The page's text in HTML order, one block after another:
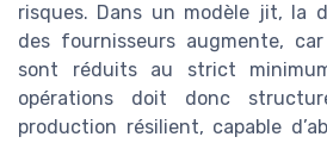
risques. Dans un modèle jit, la
des fournisseurs augmente,
sont réduits au strict
opérations doit donc
production résilient, capable